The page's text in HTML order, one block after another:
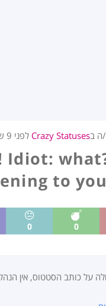
ה בCrazy Statuses לפני 9 שנים
to
0
0
על כותב הסטטוס, אין